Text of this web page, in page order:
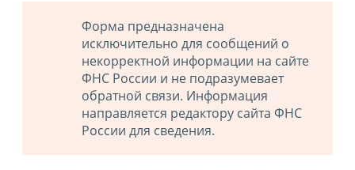
Форма предназначена
исключительно для сообщений о
некорректной информации на сайте
ФНС России и не подразумевает
обратной связи. Информация
направляется редактору сайта ФНС
России для сведения.